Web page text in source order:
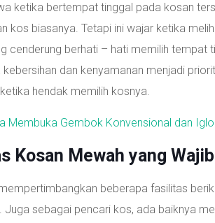
ketika bertempat tinggal pada kosan
kos biasanya. Tetapi ini wajar ketika
cenderung berhati – hati memilih tempat
dan kenyamanan menjadi
hendak memilih kosnya.
Membuka Gembok Konvensional dan
Kosan Mewah yang
beberapa fasilitas
sebagai pencari kos, ada baiknya